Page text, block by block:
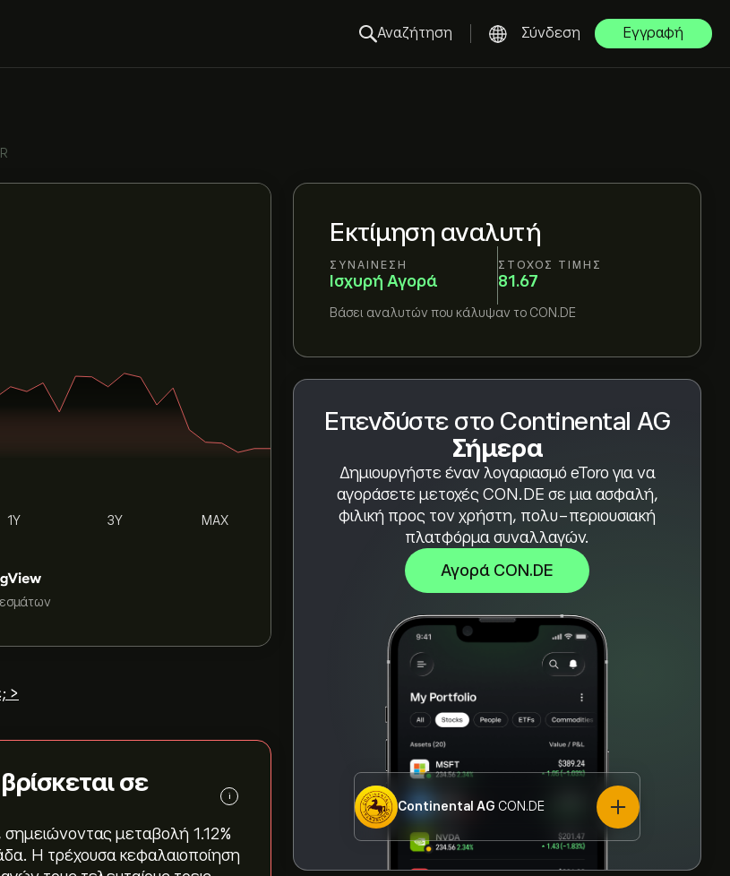
Αναζήτηση Σύνδεση Εγγραφή
Εκτίμηση αναλυτή
ΣΥΝΑΊΝΕΣΗ
Ισχυρή Αγορά
ΣΤΌΧΟΣ ΤΙΜΉΣ
81.67
Βάσει αναλυτών που κάλυψαν το CON.DE
Επενδύστε στο Continental AG
Σήμερα
Δημιουργήστε έναν λογαριασμό eToro για να
αγοράσετε μετοχές CON.DE σε μια ασφαλή,
φιλική προς τον χρήστη, πολυ-περιουσιακή
πλατφόρμα συναλλαγών.
Αγορά CON.DE
Continental AG CON.DE
1Y 3Y MAX
>
βρίσκεται σε
i
μεταβολή ‎1.12‎%
Η τρέχουσα κεφαλαιοποίηση